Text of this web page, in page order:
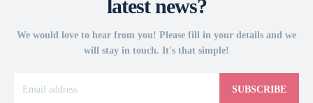
latest news?
We would love to hear from you! Please fill in your details and we
will stay in touch. It's that simple!
SUBSCRIBE